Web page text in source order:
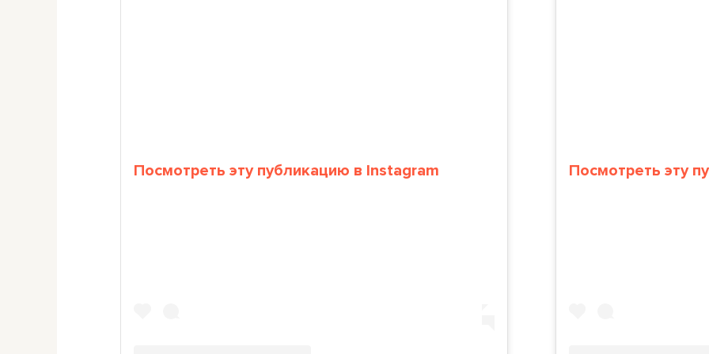
Посмотреть эту публикацию в Instagram Посмотреть эту